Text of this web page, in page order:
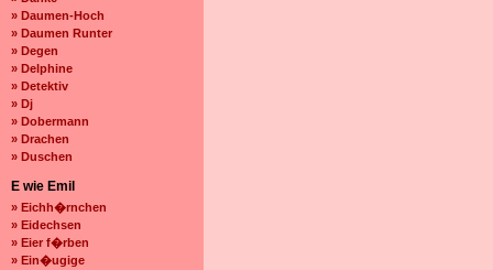
» Daumen-Hoch
» Daumen Runter
» Degen
» Delphine
» Detektiv
» Dj
» Dobermann
» Drachen
» Duschen
E wie Emil
» Eichh�rnchen
» Eidechsen
» Eier f�rben
» Ein�ugige